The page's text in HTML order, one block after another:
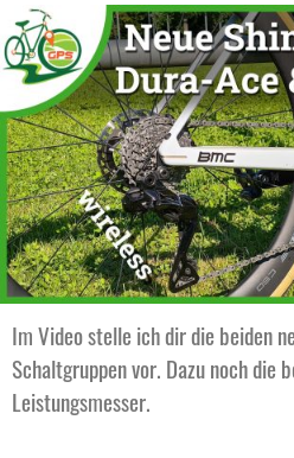
Im Video stelle ich dir die beiden
Schaltgruppen vor. Dazu noch die
Leistungsmesser.